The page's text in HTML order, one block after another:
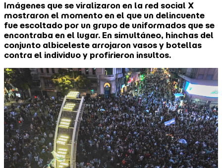
Imágenes que se viralizaron en la red social X
mostraron el momento en el que un delincuente
fue escoltado por un grupo de uniformados que se
encontraba en el lugar. En simultáneo, hinchas del
conjunto albiceleste arrojaron vasos y botellas
contra el individuo y profirieron insultos.